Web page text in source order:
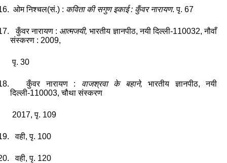
ओम निश्चल(सं.) : कविता की सगुण इकाई: कुँवर नारायण.पृ. 67
कुँवर नारायण: आत्मजयी, भारतीय ज्ञानपीठ,नयी दिल्ली-110032, नौवाँ
संस्करण : 2009,
पृ. 30
कुँवर नारायण: वाजश्रवा के बहाने, भारतीय ज्ञानपीठ,नयी
दिल्ली-110003,चौथा संस्करण
2017,पृ. 109
वही,पृ. 100
वही,पृ. 120